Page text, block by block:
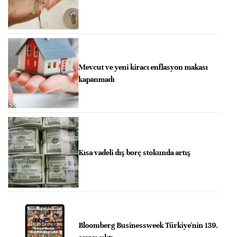
Mevcut ve yeni kiracı enflasyon makası
kapanmadı
Kısa vadeli dış borç stokunda artış
Bloomberg Businessweek Türkiye'nin 139.